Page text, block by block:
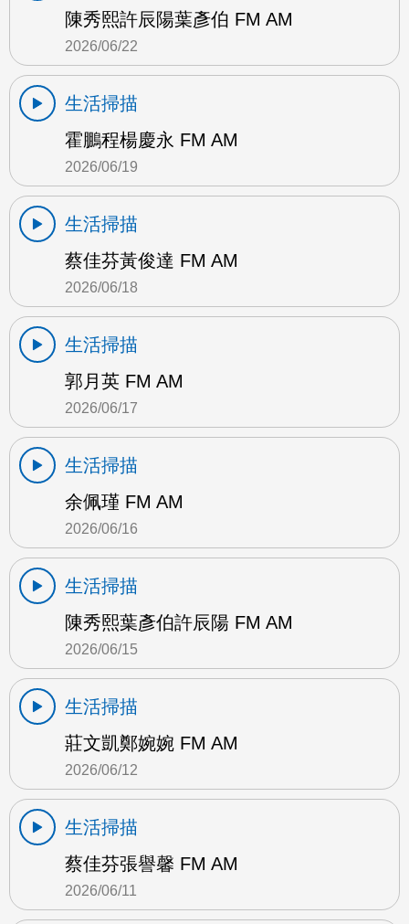
陳秀熙許辰陽葉彥伯 FM AM
2026/06/22
生活掃描
霍鵬程楊慶永 FM AM
2026/06/19
生活掃描
蔡佳芬黃俊達 FM AM
2026/06/18
生活掃描
郭月英 FM AM
2026/06/17
生活掃描
余佩瑾 FM AM
2026/06/16
生活掃描
陳秀熙葉彥伯許辰陽 FM AM
2026/06/15
生活掃描
莊文凱鄭婉婉 FM AM
2026/06/12
生活掃描
蔡佳芬張譽馨 FM AM
2026/06/11